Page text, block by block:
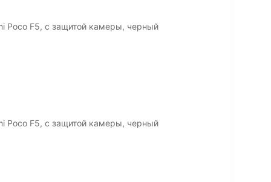
Poco F5, с защитой камеры, черный
Poco F5, с защитой камеры, черный